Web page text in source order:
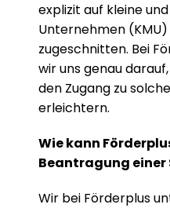
explizit auf kleine
Unternehmen
zugeschnitten. Bei
wir uns genau
den Zugang zu
erleichtern.
Wie kann
Beantragung einer
Wir bei Förderplus